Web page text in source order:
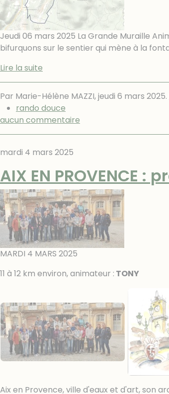
Jeudi 06 mars 2025 La Grande Muraille
bifurquons sur le sentier qui mène à la
Lire la suite
Par Marie-Hélène MAZZI,jeudi 6 mars 2025.
rando douce
aucun commentaire
mardi 4 mars 2025
AIX EN PROVENCE
MARDI 4 MARS 2025
11 à 12 km environ, animateur : TONY
Aix en Provence, ville d'eaux et d'art, son